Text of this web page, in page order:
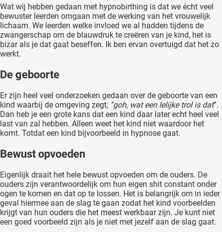
Wat wij hebben gedaan met hypnobirthing is dat we écht veel
bewuster leerden omgaan met de werking van het vrouwelijk
lichaam. We leerden welke invloed we al hadden tijdens de
zwangerschap om de blauwdruk te creëren van je kind, het is
bizar als je dat gaat beseffen. Ik ben ervan overtuigd dat het zo
werkt.
De geboorte
Er zijn heel veel onderzoeken gedaan over de geboorte van een
kind waarbij de omgeving zegt; “goh, wat een lelijke trol is dat”.
Dan heb je een grote kans dat een kind daar later echt heel veel
last van zal hebben. Alleen weet het kind niet waardoor het
komt. Totdat een kind bijvoorbeeld in hypnose gaat.
Bewust opvoeden
Eigenlijk draait het hele bewust opvoeden om de ouders. De
ouders zijn verantwoordelijk om hun eigen shit constant onder
ogen te komen en dat op te lossen. Het is belangrijk om in ieder
geval hiermee aan de slag te gaan zodat het kind voorbeelden
krijgt van hun ouders die het meest werkbaar zijn. Je kunt niet
een goed voorbeeld zijn als je niet met jezelf aan de slag gaat.